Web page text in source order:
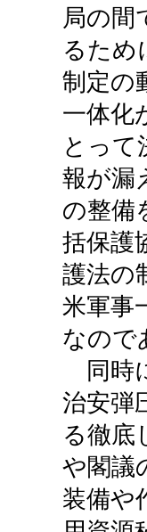
局の間
るため
制定の
一体化
とって
報が漏
の整備
括保護
護法の
米軍事
なので
同時
治安弾
る徹底
や閣議
装備や